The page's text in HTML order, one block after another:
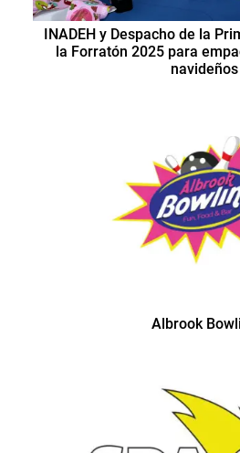
INADEH y Despacho de la
la Forratón 2025 para
navideños
Albrook